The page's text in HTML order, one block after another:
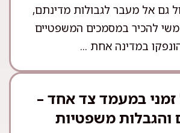
גם אל מעבר לגבולות מדינתם,
להכיר במסמכים המשפטיים
במדינה אחת ...
זמני במעמד צד אחד –
והגבלות משפטיות